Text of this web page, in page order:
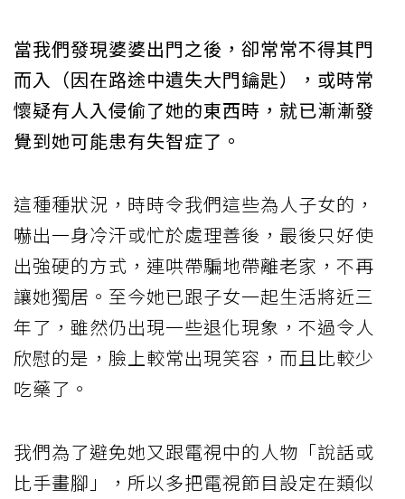
當我們發現婆婆出門之後，卻常常不得其門
而入（因在路途中遺失大門鑰匙），或時常
懷疑有人入侵偷了她的東西時，就已漸漸發
覺到她可能患有失智症了。
這種種狀況，時時令我們這些為人子女的，
嚇出一身冷汗或忙於處理善後，最後只好使
出強硬的方式，連哄帶騙地帶離老家，不再
讓她獨居。至今她已跟子女一起生活將近三
年了，雖然仍出現一些退化現象，不過令人
欣慰的是，臉上較常出現笑容，而且比較少
吃藥了。
我們為了避免她又跟電視中的人物「說話或
比手畫腳」，所以多把電視節目設定在類似